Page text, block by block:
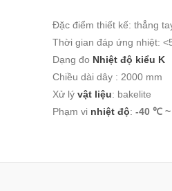
Đặc điểm thiết kế: thẳng
Thời gian đáp ứng nhiệt:
Dạng đo Nhiệt độ kiểu K
Chiều dài dây : 2000 mm
Xử lý vật liệu: bakelite
Phạm vi nhiệt độ: -40 ℃